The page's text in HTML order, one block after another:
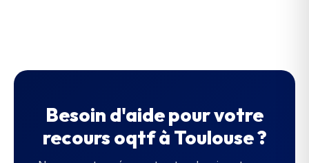
Besoin d'aide pour votre
recours oqtfà Toulouse?